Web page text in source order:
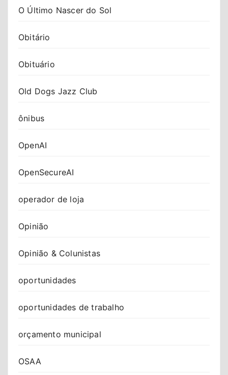
O Último Nascer do Sol
Obitário
Obituário
Old Dogs Jazz Club
ônibus
OpenAI
OpenSecureAI
operador de loja
Opinião
Opinião & Colunistas
oportunidades
oportunidades de trabalho
orçamento municipal
OSAA